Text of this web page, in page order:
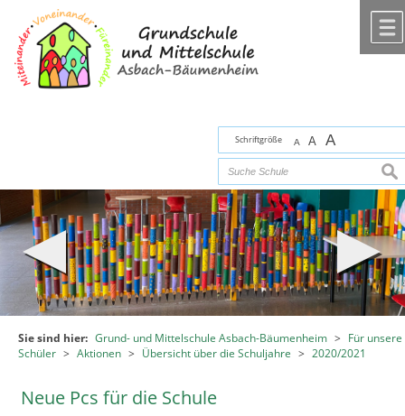
Zum Inhalt,
Schriftgröße A A A
Sie sind hier: Grund- und Mittelschule Asbach-Bäumenheim >
Für unsere
Schüler > Aktionen > Übersicht über die Schuljahre > 2020/2021
Neue Pcs für die Schule